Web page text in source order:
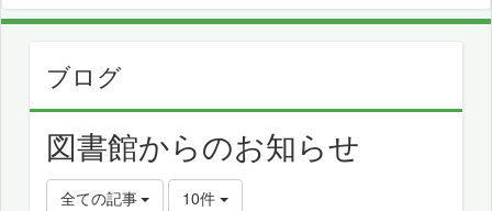
ブログ
図書館からのお知らせ
全ての記事 10件